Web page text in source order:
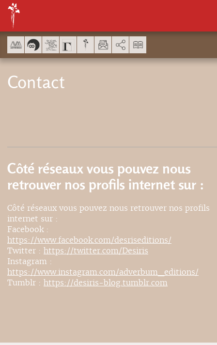
Contact
Côté réseaux vous pouvez nous
retrouver nos profils internet sur :
Côté réseaux vous pouvez nous retrouver nos profils
internet sur :
Facebook :
https://www.facebook.com/desriseditions/
Twitter : https://twitter.com/Desiris
Instagram :
https://www.instagram.com/adverbum_editions/
Tumblr : https://desiris-blog.tumblr.com
AddThis está deshabilitado.
Panel de gestión de cookies